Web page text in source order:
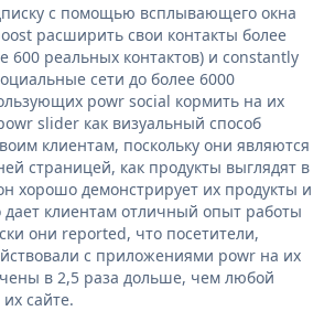
с помощью всплывающего окна
расширить свои контакты более
600 реальных контактов) и constantly
сети до более 6000
powr social кормить на их
slider как визуальный способ
клиентам, поскольку они являются
страницей, как продукты выглядят в
хорошо демонстрирует их продукты и
дает клиентам отличный опыт работы
они reported, что посетители,
с приложениями powr на их
в 2,5 раза дольше, чем любой
сайте.